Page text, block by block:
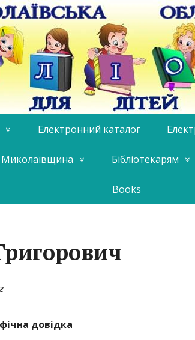
Електронний каталог
Бібліотекарям
Books
довідка